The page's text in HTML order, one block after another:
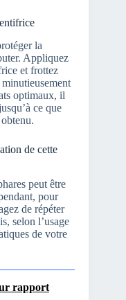
la
Appliquez
et frottez
optimaux, il
ce que
de cette
peut être
pour
de répéter
selon l’usage
de votre
rapport